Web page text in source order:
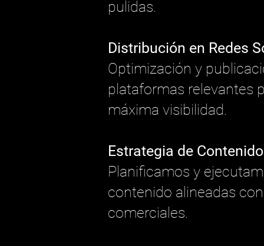
pulidas.
Distribución en Redes
Optimización y
plataformas relevantes
máxima visibilidad.
Estrategia de Contenido
Planificamos y
contenido alineadas
comerciales.